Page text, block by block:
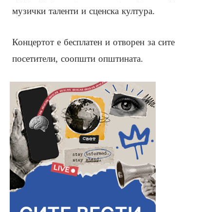
музички таленти и сценска култура.
Концертот е бесплатен и отворен за сите
посетители, соопшти општината.